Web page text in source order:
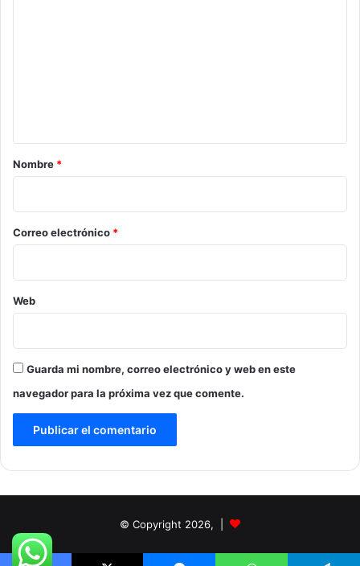
r
o
*
Nombre *
Correo electrónico *
Web
Guarda mi nombre, correo electrónico y web en este
navegador para la próxima vez que comente.
© Copyright 2026, |